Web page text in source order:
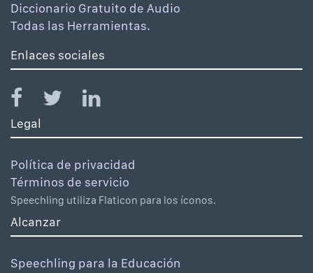
Diccionario Gratuito de Audio
Todas las Herramientas.
Enlaces sociales
Legal
Política de privacidad
Términos de servicio
Speechling utiliza Flaticon para los íconos.
Alcanzar
Speechling para la Educación